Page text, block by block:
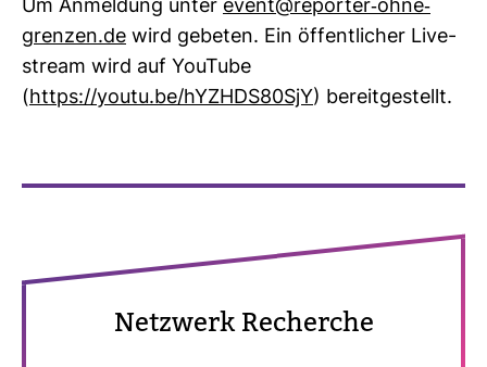
Um Anmel­dung unter event@reporter-​ohne-​
grenzen.de wird gebeten. Ein öffent­li­cher Live­
stream wird auf You­Tube
(https://youtu.be/hYZHDS80SjY) bereit­ge­stellt.
Netz­werk Recherche